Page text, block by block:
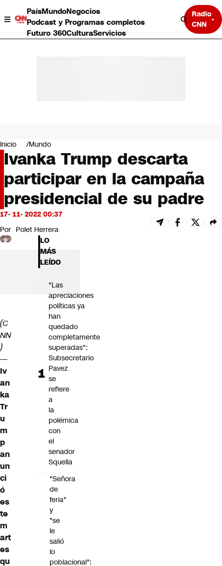
PaísMundoNegocios
Podcast y Programas completos
Futuro 360CulturaServicios
Radio
CNN
Negocios
Deportes
Programas completos
Cultura
Servicios
Bits
CNN tiempo
Futuro 360
Opinión
Inicio Mundo
Ivanka Trump descarta
participar en la campaña
presidencial de su padre
17- 11- 2022 00:37
Por Polet Herrera
(C
NN
)
—
Iv
an
ka
Tr
u
m
p
an
un
ci
ó
es
te
m
art
es
qu
LO
MÁS
LEÍDO
"Las
apreciaciones
políticas ya
han
quedado
completamente
superadas":
Subsecretario
Pavez
se
refiere
a
la
polémica
con
el
senador
Squella
"Señora
de
feria"
y
"se
le
salió
lo
poblacional":